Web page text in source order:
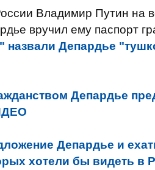
Владимир Путин на
вручил ему паспорт
назвали Депардье
Депардье
Депардье и
хотели бы видеть в